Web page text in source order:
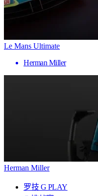
Le Mans Ultimate
Herman Miller
Herman Miller
罗技 G PLAY